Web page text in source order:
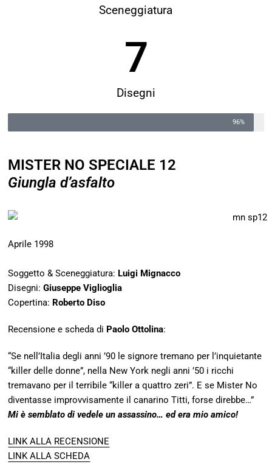
Sceneggiatura
Disegni
7
96%
MISTER NO SPECIALE 12
Giungla d’asfalto
Aprile 1998
Soggetto & Sceneggiatura: Luigi Mignacco
Disegni:Giuseppe Viglioglia
Copertina: Roberto Diso
Recensione e scheda di Paolo Ottolina:
“Se nell’Italia degli anni ’90 le signore tremano per l’inquietante
“killer delle donne”, nella New York negli anni ’50 i ricchi
tremavano per il terribile “killer a quattro zeri”. E se Mister No
diventasse improvvisamente il canarino Titti, forse direbbe…”
Mi è semblato di vedele un assassino… ed era mio amico!
LINK ALLA RECENSIONE
LINK ALLA SCHEDA